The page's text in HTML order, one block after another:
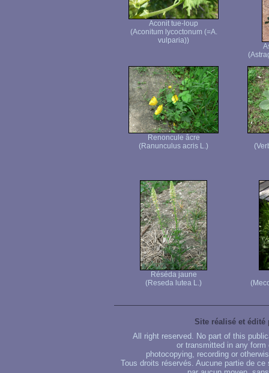
Aconit tue-loup
(Aconitum lycoctonum (=A.
vulparia))
Renoncule âcre
(Ranunculus acris L.)
Réséda jaune
(Reseda lutea L.)
Site réalisé et édité
All right reserved. No part of this
or transmitted in any
photocopying, recording or
Tous droits réservés. Aucune partie de